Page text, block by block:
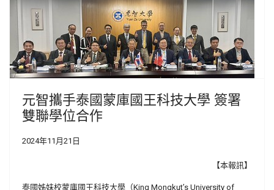
元智攜手泰國蒙庫國王科技大學 簽署
雙聯學位合作
2024年11月21日
【本報訊】
泰國姊妹校蒙庫國王科技大學（King Mongkut’s University of